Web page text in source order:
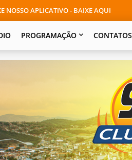
NOSSO APLICATIVO - BAIXE AQUI
PROGRAMAÇÃO CONTATOS